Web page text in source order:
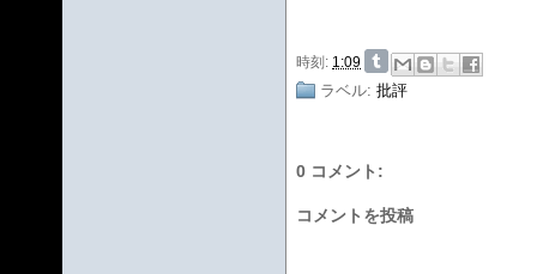
時刻: 1:09
ラベル: 批評
0 コメント:
コメントを投稿